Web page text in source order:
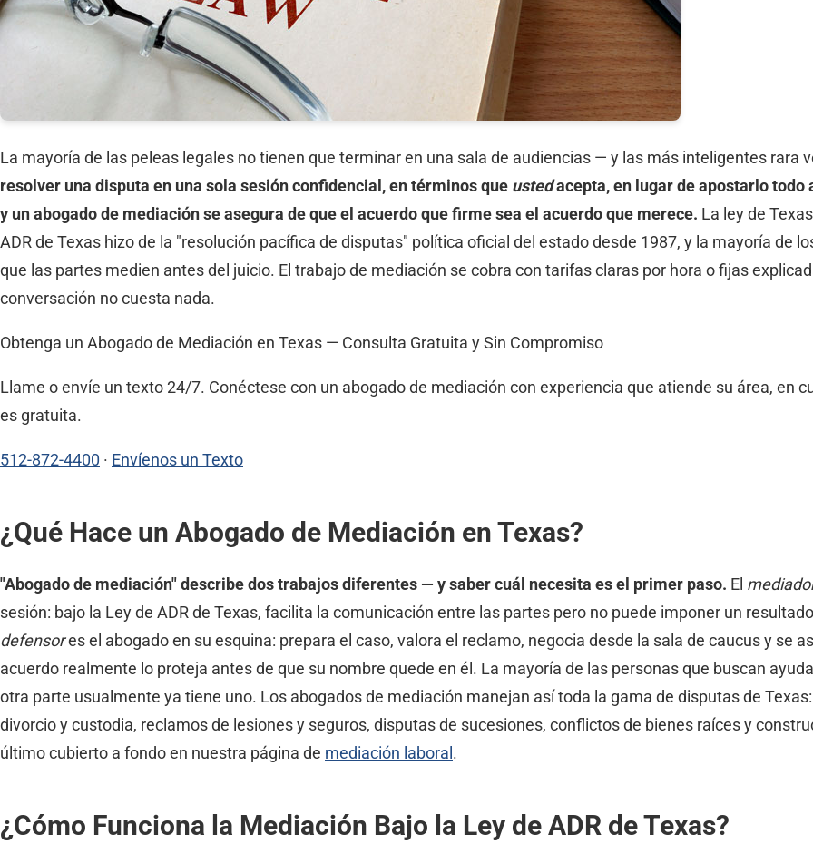
La mayoría de las peleas legales no tienen que terminar en una sala de audiencias — y las más inteligentes rara
resolver una disputa en una sola sesión confidencial, en términos que ustedacepta, en lugar de apostarlo todo
y un abogado de mediación se asegura de que el acuerdo que firme sea el acuerdo que merece. La ley de
ADR de Texas hizo de la "resolución pacífica de disputas" política oficial del estado desde 1987, y la mayoría de
que las partes medien antes del juicio. El trabajo de mediación se cobra con tarifas claras por hora o fijas
conversación no cuesta nada.
Obtenga un Abogado de Mediación en Texas — Consulta Gratuita y Sin Compromiso
Llame o envíe un texto 24/7. Conéctese con un abogado de mediación con experiencia que atiende su área, en
es gratuita.
512-872-4400 · Envíenos un Texto
¿Qué Hace un Abogado de Mediación en Texas?
"Abogado de mediación" describe dos trabajos diferentes — y saber cuál necesita es el primer paso. El
sesión: bajo la Ley de ADR de Texas, facilita la comunicación entre las partes pero no puede imponer un
defensores el abogado en su esquina: prepara el caso, valora el reclamo, negocia desde la sala de caucus y se
acuerdo realmente lo proteja antes de que su nombre quede en él. La mayoría de las personas que buscan
otra parte usualmente ya tiene uno. Los abogados de mediación manejan así toda la gama de disputas de
divorcio y custodia, reclamos de lesiones y seguros, disputas de sucesiones, conflictos de bienes raíces y
último cubierto a fondo en nuestra página de mediación laboral .
¿Cómo Funciona la Mediación Bajo la Ley de ADR de Texas?